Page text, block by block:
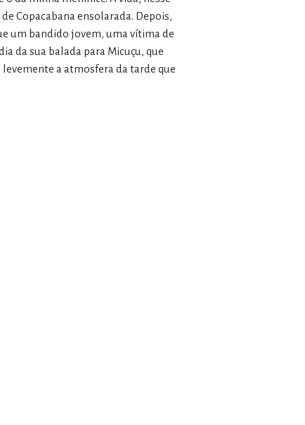
Copacabana ensolarada. Depois,
um bandido jovem, uma vítima de
da sua balada para Micuçu, que
a atmosfera da tarde que